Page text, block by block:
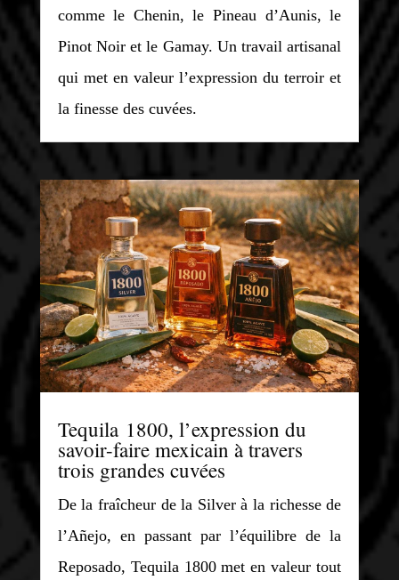
comme le Chenin, le Pineau d’Aunis, le
Pinot Noir et le Gamay. Un travail artisanal
qui met en valeur l’expression du terroir et
la finesse des cuvées.
Tequila 1800, l’expression du
savoir-faire mexicain à travers
trois grandes cuvées
De la fraîcheur de la Silver à la richesse de
l’Añejo, en passant par l’équilibre de la
Reposado, Tequila 1800 met en valeur tout